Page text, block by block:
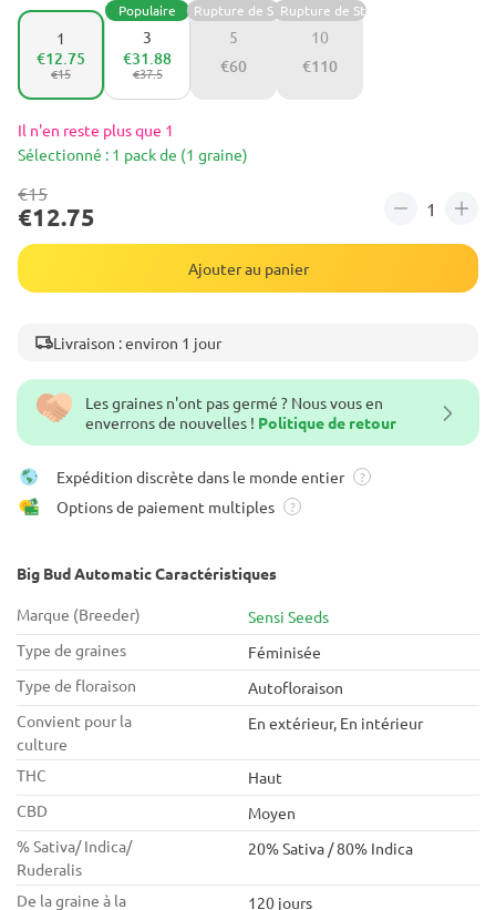
Les graines n'ont pas germé ? Nous vous en
enverrons de nouvelles ! Politique de retour
Expédition discrète dans le monde entier ?
Options de paiement multiples ?
Big Bud Automatic Caractéristiques
Marque (Breeder)
Sensi Seeds
Type de graines
Féminisée
Type de floraison
Autofloraison
Convient pour la
culture
En extérieur, En intérieur
THC
Haut
CBD
Moyen
% Sativa/ Indica/
Ruderalis
20% Sativa / 80% Indica
De la graine à la 120 jours
1
€15
€12.75
3
Populaire
€37.5
€31.88
5
Rupture de Stock
€60
10
Rupture de Stock
€110
Il n'en reste plus que 1
Sélectionné : 1 pack de (1 graine)
€15
€12.75
Ajouter au panier
Livraison : environ 1 jour